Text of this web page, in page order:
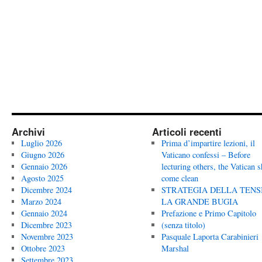
Archivi
Luglio 2026
Giugno 2026
Gennaio 2026
Agosto 2025
Dicembre 2024
Marzo 2024
Gennaio 2024
Dicembre 2023
Novembre 2023
Ottobre 2023
Articoli recenti
Prima d’impartire lezioni, il
Vaticano confessi – Before
lecturing others, the Vatican
come clean
STRATEGIA DELLA
LA GRANDE BUGIA
Prefazione e Primo Capitolo
(senza titolo)
Pasquale Laporta Carabinieri
Marshal